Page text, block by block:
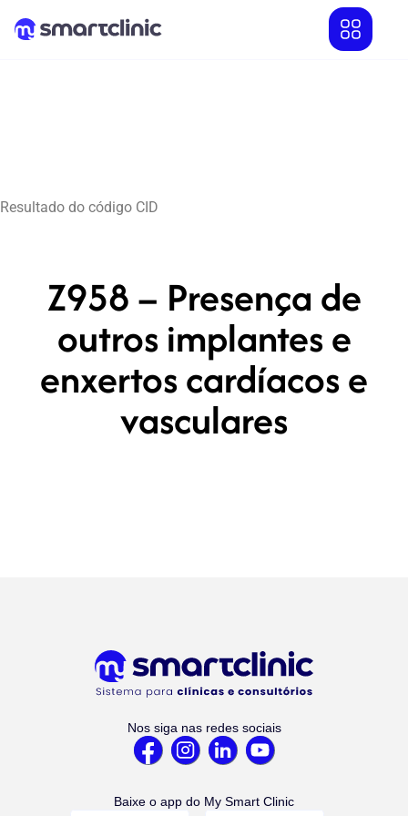
Resultado do código CID
Z958 – Presença de
outros implantes e
enxertos cardíacos e
vasculares
Nos siga nas redes sociais
Baixe o app do My Smart Clinic